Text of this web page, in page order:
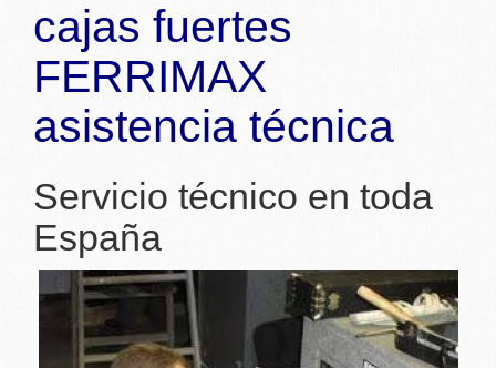
cajas fuertes
FERRIMAX
asistencia técnica
Servicio técnico en toda
España